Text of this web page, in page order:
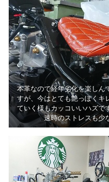
本革なので経年劣化を楽しん
すが、今はとても艶っぽくキ
ていく様もカッコいいハズで
速時のストレスも少